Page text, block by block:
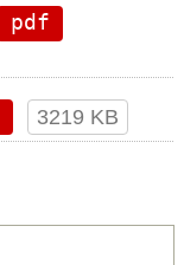
pdf
3219 KB